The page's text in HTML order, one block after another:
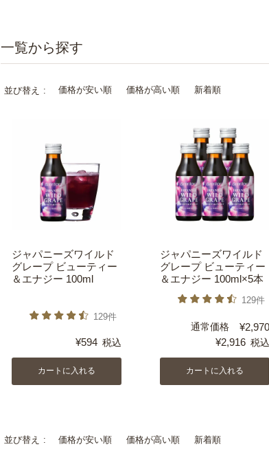
並び替え 価格が安い順 価格が高い順 新着順
ジャパニーズワイルド
グレープ ビューティー
＆エナジー 100ml
129件
¥594 税込
カートに入れる
ジャパニーズワイルド
グレープ ビューティー
＆エナジー 100ml×5本
129件
通常価格 ¥2,970
¥2,916 税込
カートに入れる
並び替え 価格が安い順 価格が高い順 新着順